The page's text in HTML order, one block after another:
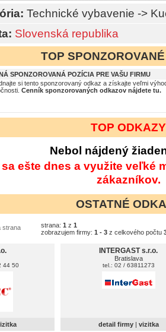
Technické vybavenie ->
Slovenská republika
TOP
SPONZOROVANÁ POZÍCIA PRE VAŠU FIRMU
si tento sponzorovaný odkaz a získajte veľmi
Cenník sponzorovaných odkazov nájdete tu.
TOP ODKAZY
Nebol nájdený
ešte dnes a využite veľké
zákazníkov.
OSTATNÉ
strana strana: 1 z 1
zobrazujem firmy: 1 - 3 z celkového počtu
44 50
INTERGAST s.r.o.
Bratislava
tel.: 02 / 63811273
detail firmy | vizitka